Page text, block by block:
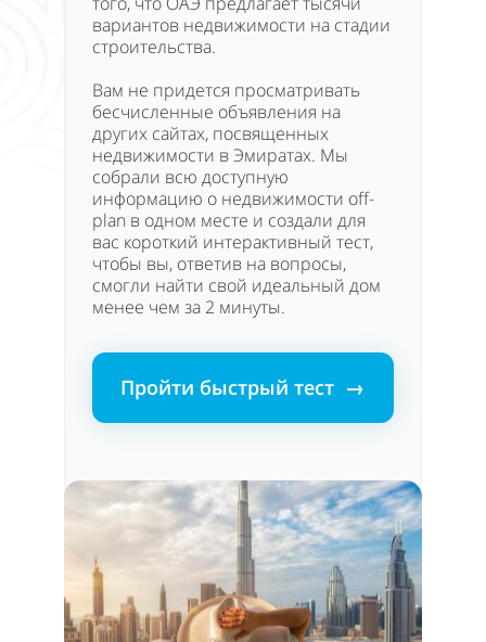
Пройти быстрый тест →
вариантов недвижимости на стадии
строительства.
Вам не придется просматривать
бесчисленные объявления на
других сайтах, посвященных
недвижимости в Эмиратах. Мы
собрали всю доступную
информацию о недвижимости off-
plan в одном месте и создали для
вас короткий интерактивный тест,
чтобы вы, ответив на вопросы,
смогли найти свой идеальный дом
менее чем за 2 минуты.